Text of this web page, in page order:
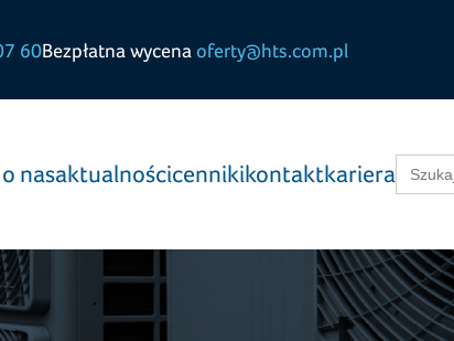
60Bezpłatna wycena oferty@hts.com.pl
o nasaktualnościcennikikontaktkarieraSearch
for: